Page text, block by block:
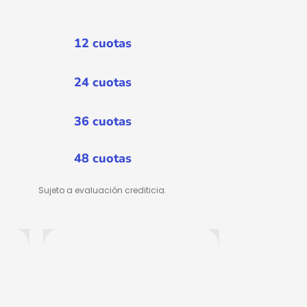
12 cuotas
24 cuotas
36 cuotas
48 cuotas
Sujeto a evaluación crediticia.